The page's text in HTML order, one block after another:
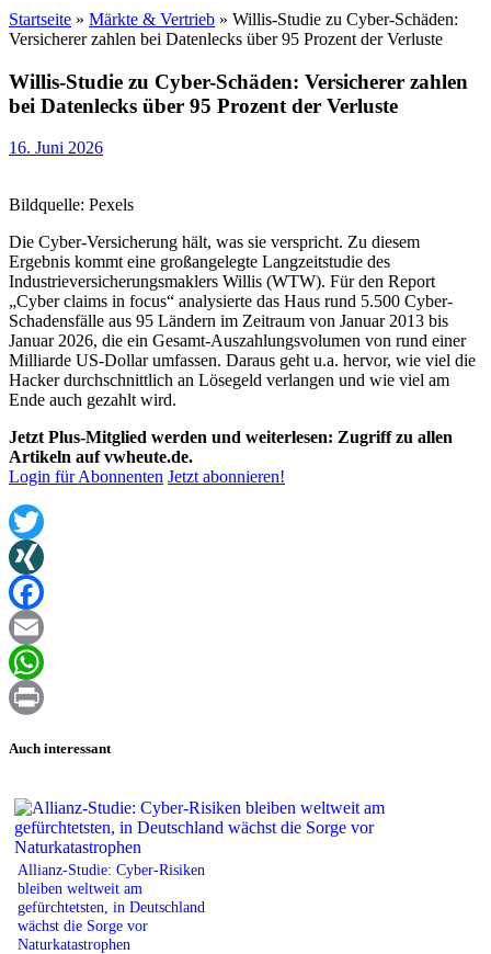
Startseite » Märkte & Vertrieb » Willis-Studie zu Cyber-Schäden:
Versicherer zahlen bei Datenlecks über 95 Prozent der Verluste
Willis-Studie zu Cyber-Schäden: Versicherer zahlen
bei Datenlecks über 95 Prozent der Verluste
16. Juni 2026
Bildquelle: Pexels
Die Cyber-Versicherung hält, was sie verspricht. Zu diesem
Ergebnis kommt eine großangelegte Langzeitstudie des
Industrieversicherungsmaklers Willis (WTW). Für den Report
„Cyber claims in focus“ analysierte das Haus rund 5.500 Cyber-
Schadensfälle aus 95 Ländern im Zeitraum von Januar 2013 bis
Januar 2026, die ein Gesamt-Auszahlungsvolumen von rund einer
Milliarde US-Dollar umfassen. Daraus geht u.a. hervor, wie viel die
Hacker durchschnittlich an Lösegeld verlangen und wie viel am
Ende auch gezahlt wird.
Jetzt Plus-Mitglied werden und weiterlesen: Zugriff zu allen
Artikeln auf vwheute.de.
Login für Abonnenten Jetzt abonnieren!
Twitter
XING
Facebook
Email
WhatsApp
Auch interessant
Allianz-Studie: Cyber-Risiken
bleiben weltweit am
gefürchtetsten, in Deutschland
wächst die Sorge vor
Naturkatastrophen